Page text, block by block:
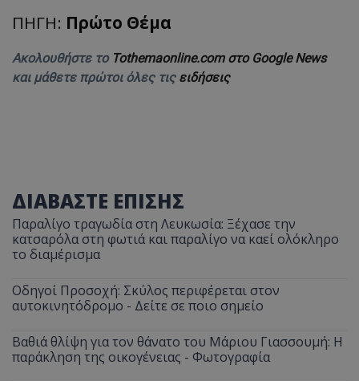
ΠΗΓΗ: Πρώτο Θέμα
Ακολουθήστε το Tothemaonline.com στο Google News
και μάθετε πρώτοι όλες τις ειδήσεις
ΔΙΑΒΑΣΤΕ ΕΠΙΣΗΣ
Παραλίγο τραγωδία στη Λευκωσία: Ξέχασε την
κατσαρόλα στη φωτιά και παραλίγο να καεί ολόκληρο
το διαμέρισμα
Οδηγοί Προσοχή: Σκύλος περιφέρεται στον
αυτοκινητόδρομο - Δείτε σε ποιο σημείο
Βαθιά θλίψη για τον θάνατο του Μάριου Γιασσουμή: Η
παράκληση της οικογένειας - Φωτογραφία